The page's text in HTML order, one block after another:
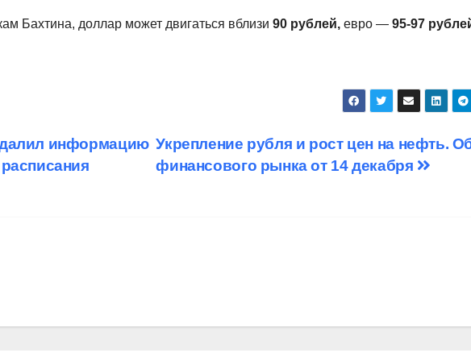
Бахтина, доллар может двигаться вблизи 90 рублей, евро — 95-97
Укрепление рубля и рост цен на нефть.
финансового рынка от 14 декабря
информацию